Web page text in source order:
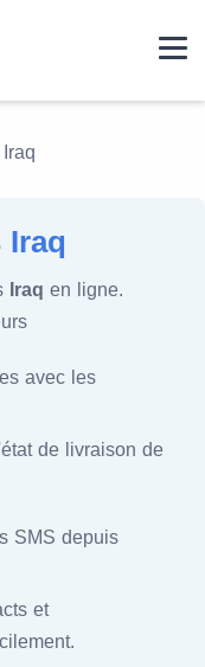
Iraq
Iraq
Iraq en ligne.
avec les
de livraison de
SMS depuis
et